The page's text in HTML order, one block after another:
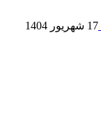
17 شهریور 1404